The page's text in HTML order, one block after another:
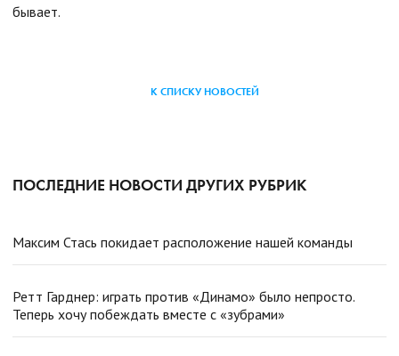
бывает.
К СПИСКУ НОВОСТЕЙ
ПОСЛЕДНИЕ НОВОСТИ ДРУГИХ РУБРИК
Максим Стась покидает расположение нашей команды
Ретт Гарднер: играть против «Динамо» было непросто.
Теперь хочу побеждать вместе с «зубрами»